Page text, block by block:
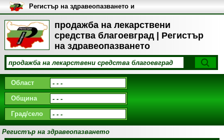
продажба на лекарствени
средства благоевград | Регистър
на здравеопазването
Регистър на здравеопазването и
медицинските заведения в
България
Област
Община
Град/село
Регистър на здравеопазването